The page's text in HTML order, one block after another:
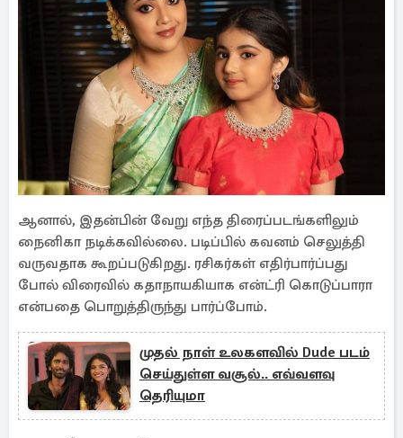
ஆனால், இதன்பின் வேறு எந்த திரைப்படங்களிலும்
நைனிகா நடிக்கவில்லை. படிப்பில் கவனம் செலுத்தி
வருவதாக கூறப்படுகிறது. ரசிகர்கள் எதிர்பார்ப்பது
போல் விரைவில் கதாநாயகியாக என்ட்ரி கொடுப்பாரா
என்பதை பொறுத்திருந்து பார்ப்போம்.
முதல் நாள் உலகளவில் Dude படம்
செய்துள்ள வசூல்.. எவ்வளவு
தெரியுமா